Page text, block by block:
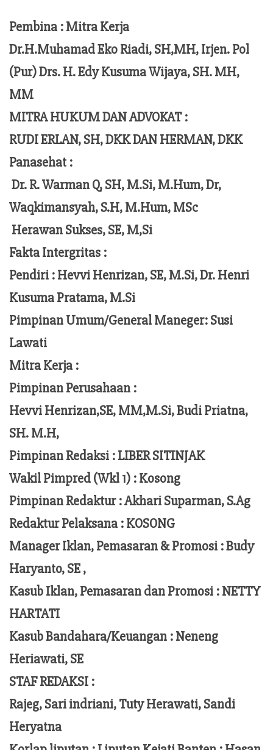
Pembina : Mitra Kerja
Dr.H.Muhamad Eko Riadi, SH,MH, Irjen. Pol
(Pur) Drs. H. Edy Kusuma Wijaya, SH. MH,
MM
MITRA HUKUM DAN ADVOKAT :
RUDI ERLAN, SH, DKK DAN HERMAN, DKK
Panasehat :
Dr. R. Warman Q, SH, M.Si, M.Hum,Dr,
Waqkimansyah, S.H, M.Hum, MSc
Herawan Sukses, SE, M,Si
Fakta Intergritas :
Pendiri :Hevvi Henrizan, SE, M.Si, Dr. Henri
Kusuma Pratama, M.Si
Pimpinan Umum/General Maneger:Susi
Lawati
Mitra Kerja :
Pimpinan Perusahaan :
Hevvi Henrizan,SE, MM,M.Si,Budi Priatna,
SH. M.H,
Pimpinan Redaksi :LIBER SITINJAK
Wakil Pimpred (Wkl 1) : Kosong
Pimpinan Redaktur :Akhari Suparman, S.Ag
Redaktur Pelaksana :KOSONG
Manager Iklan, Pemasaran & Promosi :Budy
Haryanto, SE ,
Kasub Iklan, Pemasaran dan Promosi :NETTY
HARTATI
Kasub Bandahara/Keuangan :Neneng
Heriawati, SE
STAF REDAKSI :
Rajeg, Sari indriani, Tuty Herawati, Sandi
Heryatna